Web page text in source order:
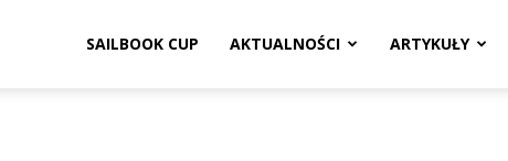
SAILBOOK CUP AKTUALNOŚCI ARTYKUŁY